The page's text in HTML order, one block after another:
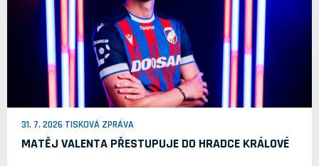
31. 7. 2026 TISKOVÁ ZPRÁVA
MATĚJ VALENTA PŘESTUPUJE DO HRADCE KRÁLOVÉ